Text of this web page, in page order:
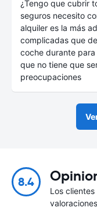
¿Tengo que cubrir
seguros necesito
alquiler es la más
complicadas que
coche durante
que no tiene que
preocupaciones
8.4
Los
valoraciones